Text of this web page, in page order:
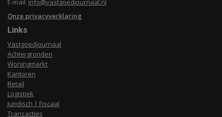
E-mail: info@vastgoedjournaal.nl
Onze privacyverklaring
Links
Vastgoedjournaal
Achtergronden
Woningmarkt
Kantoren
Retail
Logistiek
Juridisch | Fiscaal
Transacties